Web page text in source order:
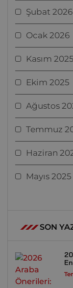
Şubat 2026
Ocak 2026
Kasım 2025
Ekim 2025
Ağustos
Temmuz
Haziran
Mayıs 2025
SON